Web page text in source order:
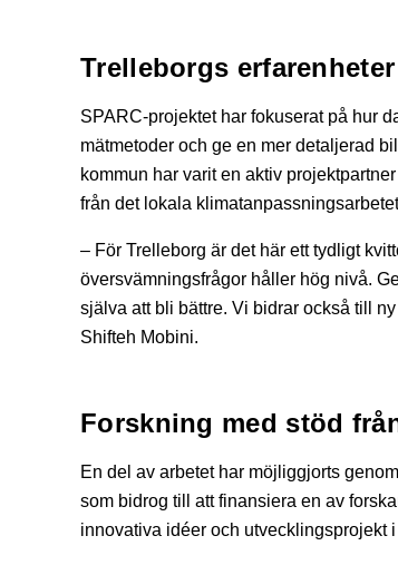
Trelleborgs
SPARC-projektet har fokuserat på hur
mätmetoder och ge en mer detaljerad
kommun har varit en aktiv
från det lokala
– För Trelleborg är det här ett tydligt
översvämningsfrågor håller hög nivå.
själva att bli bättre. Vi bidrar också till
Shifteh Mobini.
Forskning med stöd
En del av arbetet har möjliggjorts
som bidrog till att finansiera en av
innovativa idéer och utvecklingsprojekt